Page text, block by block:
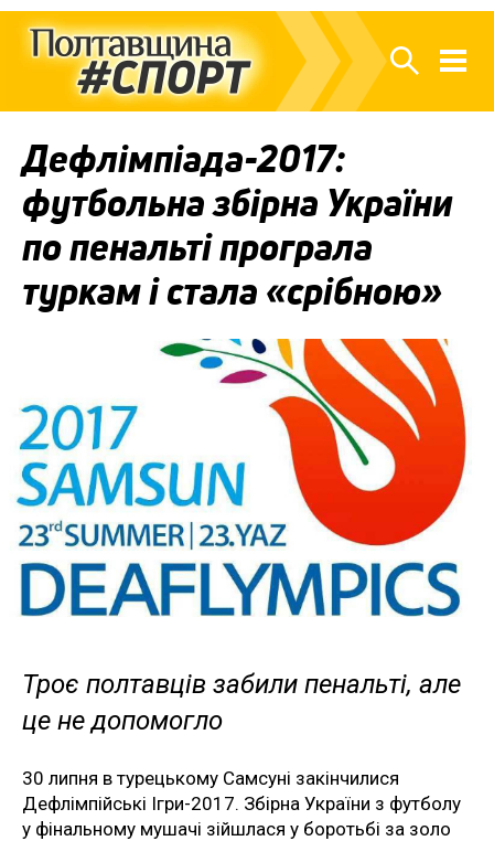
Дефлімпіада-2017:
футбольна збірна України
по пенальті програла
туркам і стала «срібною»
Троє полтавців забили пенальті, але
це не допомогло
30 липня в турецькому Самсуні закінчилися
Дефлімпійські Ігри-2017. Збірна України з футболу
у фінальному мушачі зійшлася у боротьбі за золо